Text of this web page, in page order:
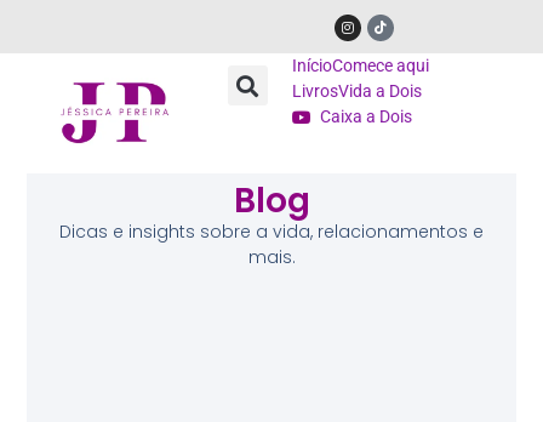
InícioComece aqui
LivrosVida a Dois
Caixa a Dois
Blog
Dicas e insights sobre a vida, relacionamentos e
mais.